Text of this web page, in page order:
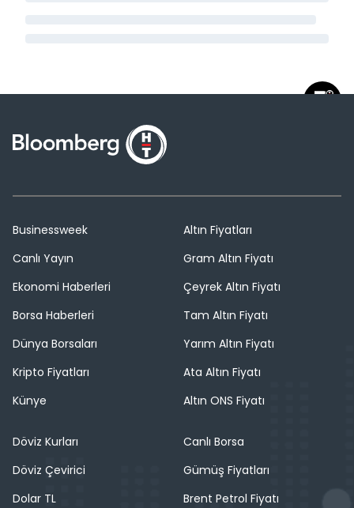
Businessweek
Canlı Yayın
Ekonomi Haberleri
Borsa Haberleri
Dünya Borsaları
Kripto Fiyatları
Künye
Altın Fiyatları
Gram Altın Fiyatı
Çeyrek Altın Fiyatı
Tam Altın Fiyatı
Yarım Altın Fiyatı
Ata Altın Fiyatı
Altın ONS Fiyatı
Döviz Kurları
Döviz Çevirici
Dolar TL
Canlı Borsa
Gümüş Fiyatları
Brent Petrol Fiyatı